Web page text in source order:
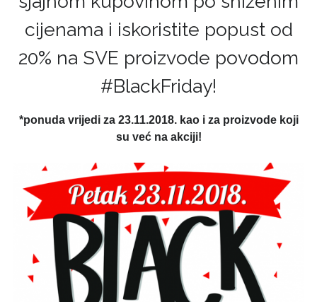
cijenama i iskoristite popust od
20% na SVE proizvode povodom
#BlackFriday!
*ponuda vrijedi za 23.11.2018. kao i za proizvode koji
su već na akciji!